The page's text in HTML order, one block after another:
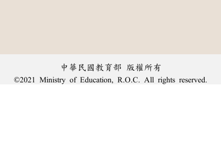
中華民國教育部 版權所有
©2021 Ministry of Education, R.O.C. All rights reserved.